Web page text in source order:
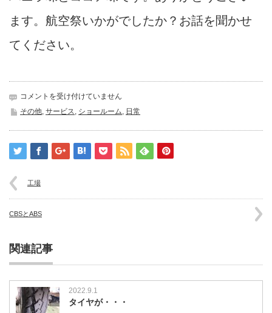
ます。航空祭いかがでしたか？お話を聞かせ
てください。
お
土
は
コメントを受け付けていません
その他, サービス, ショールーム, 日常
工場
CBSとABS
関連記事
2022.9.1
タイヤが・・・